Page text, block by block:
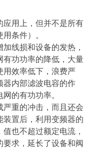
用上，但并不是所有
条件）。
线损和设备的发热，
功功率的降低，大量
用效率低下，浪费严
内部滤波电容的作
的有功功率。
重的冲击，而且还会
置后，利用变频器的
也不超过额定电流，
求，延长了设备和阀